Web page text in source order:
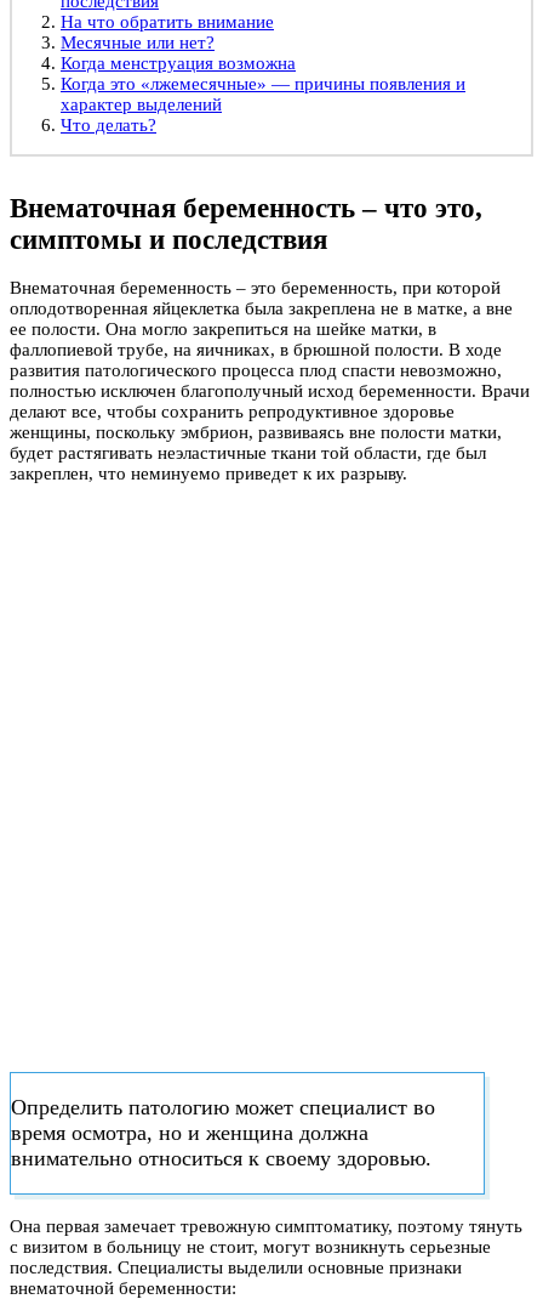
На что обратить внимание
Месячные или нет?
Когда менструация возможна
Когда это «лжемесячные» — причины появления и
характер выделений
Что делать?
Внематочная беременность – что это,
симптомы и последствия
Внематочная беременность – это беременность, при которой
оплодотворенная яйцеклетка была закреплена не в матке, а вне
ее полости. Она могло закрепиться на шейке матки, в
фаллопиевой трубе, на яичниках, в брюшной полости. В ходе
развития патологического процесса плод спасти невозможно,
полностью исключен благополучный исход беременности. Врачи
делают все, чтобы сохранить репродуктивное здоровье
женщины, поскольку эмбрион, развиваясь вне полости матки,
будет растягивать неэластичные ткани той области, где был
закреплен, что неминуемо приведет к их разрыву.
Определить патологию может специалист во
время осмотра, но и женщина должна
внимательно относиться к своему здоровью.
Она первая замечает тревожную симптоматику, поэтому тянуть
с визитом в больницу не стоит, могут возникнуть серьезные
последствия. Специалисты выделили основные признаки
внематочной беременности: